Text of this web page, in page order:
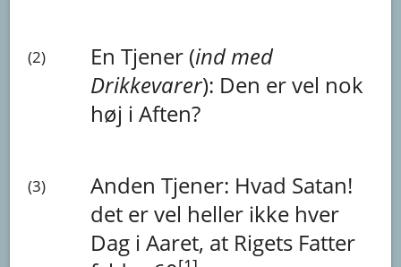
(2) En Tjener (indmed
Drikkevarer): Den ervel nok
høj iAften?
(3) Anden Tjener: Hvad Satan!
det ervel heller ikke hver
Dag iAaret, at Rigets Fatter